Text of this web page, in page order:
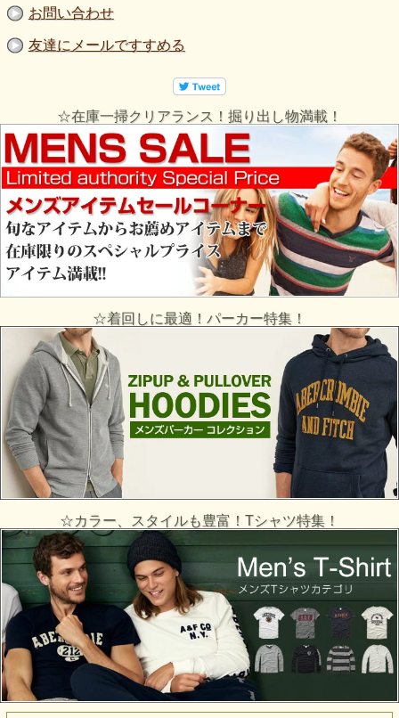
お問い合わせ
友達にメールですすめる
☆在庫一掃クリアランス！掘り出し物満載！
☆着回しに最適！パーカー特集！
☆カラー、スタイルも豊富！Tシャツ特集！